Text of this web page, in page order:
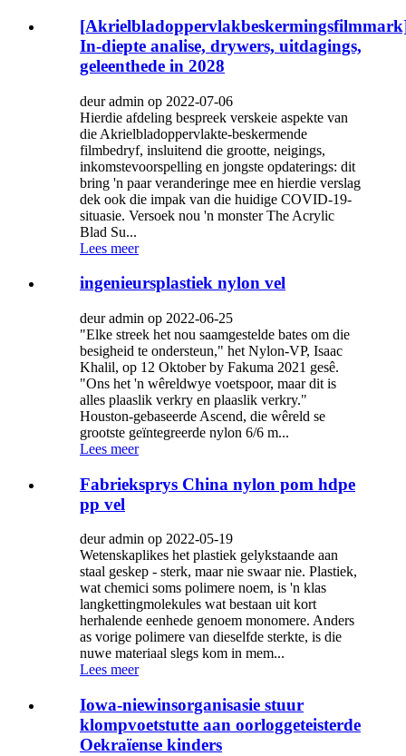
In-diepte analise, drywers, uitdagings,
geleenthede in 2028
deur admin op 2022-07-06
Hierdie afdeling bespreek verskeie aspekte van
die Akrielbladoppervlakte-beskermende
filmbedryf, insluitend die grootte, neigings,
inkomstevoorspelling en jongste opdaterings: dit
bring 'n paar veranderinge mee en hierdie verslag
dek ook die impak van die huidige COVID-19-
situasie. Versoek nou 'n monster The Acrylic
Blad Su...
Lees meer
ingenieursplastiek nylon vel
deur admin op 2022-06-25
"Elke streek het nou saamgestelde bates om die
besigheid te ondersteun," het Nylon-VP, Isaac
Khalil, op 12 Oktober by Fakuma 2021 gesê.
"Ons het 'n wêreldwye voetspoor, maar dit is
alles plaaslik verkry en plaaslik verkry."
Houston-gebaseerde Ascend, die wêreld se
grootste geïntegreerde nylon 6/6 m...
Lees meer
Fabrieksprys China nylon pom hdpe
pp vel
deur admin op 2022-05-19
Wetenskaplikes het plastiek gelykstaande aan
staal geskep - sterk, maar nie swaar nie. Plastiek,
wat chemici soms polimere noem, is 'n klas
langkettingmolekules wat bestaan ​​uit kort
herhalende eenhede genoem monomere. Anders
as vorige polimere van dieselfde sterkte, is die
nuwe materiaal slegs kom in mem...
Lees meer
Iowa-niewinsorganisasie stuur
klompvoetstutte aan oorloggeteisterde
Oekraïense kinders